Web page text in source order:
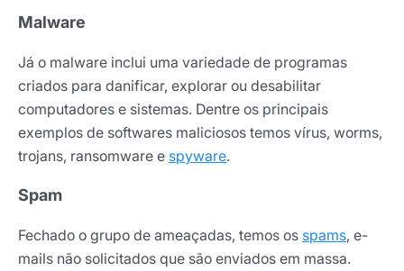
Malware
Já o malware inclui uma variedade de programas
criados para danificar, explorar ou desabilitar
computadores e sistemas. Dentre os principais
exemplos de softwares maliciosos temos vírus, worms,
trojans, ransomware e spyware.
Spam
Fechado o grupo de ameaçadas, temos os spams, e-
mails não solicitados que são enviados em massa.